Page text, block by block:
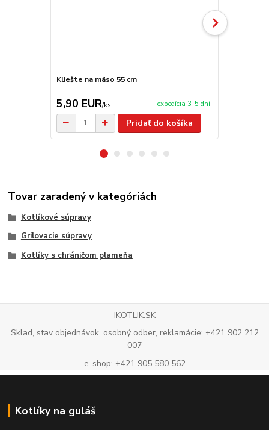
Kliešte na mäso 55 cm
5,90 EUR/ks expedícia 3-5 dní
Pridať do košíka
Tovar zaradený v kategóriách
Kotlíkové súpravy
Grilovacie súpravy
Kotlíky s chráničom plameňa
IKOTLIK.SK
Sklad, stav objednávok, osobný odber, reklamácie: +421 902 212
007
e-shop: +421 905 580 562
Kotlíky na guláš